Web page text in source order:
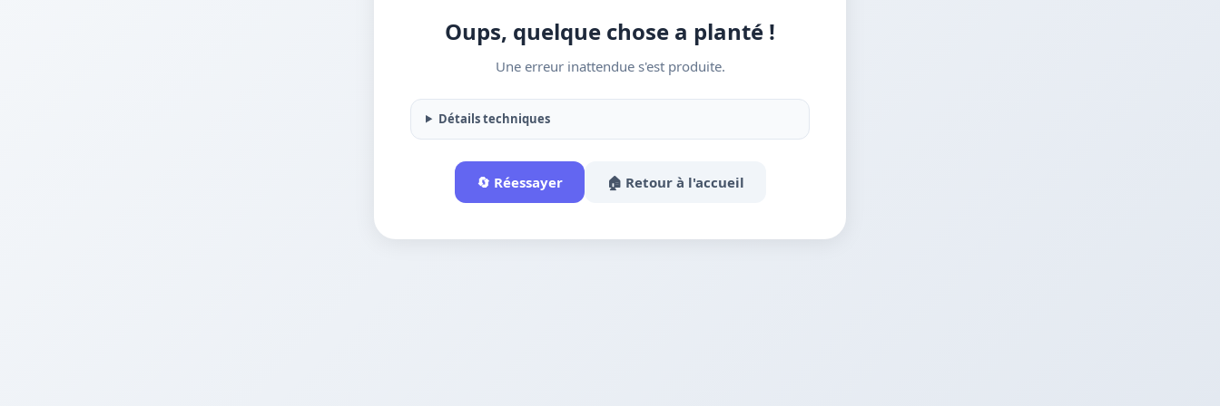
Oups, quelque chose a planté !
Une erreur inattendue s'est produite.
Détails techniques
🔄 Réessayer 🏠 Retour à l'accueil